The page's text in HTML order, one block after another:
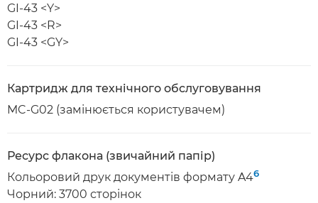
GI-43 <Y>
GI-43 <R>
GI-43 <GY>
Картридж для технічного обслуговування
MC-G02 (замінюється користувачем)
Ресурс флакона (звичайний папір)
Кольоровий друк документів формату A46
Чорний: 3700 сторінок